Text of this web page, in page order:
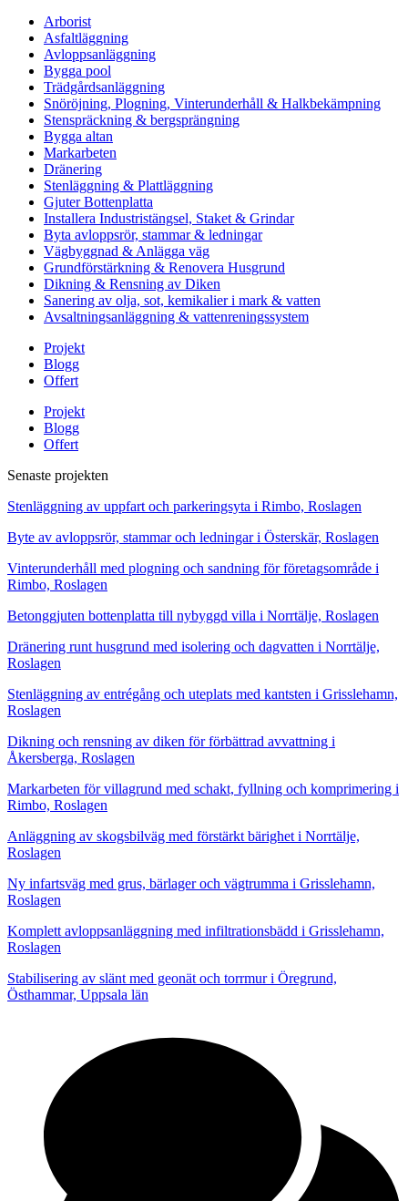
Arborist
Asfaltläggning
Avloppsanläggning
Bygga pool
Trädgårdsanläggning
Snöröjning, Plogning, Vinterunderhåll & Halkbekämpning
Stenspräckning & bergsprängning
Bygga altan
Markarbeten
Dränering
Stenläggning & Plattläggning
Gjuter Bottenplatta
Installera Industristängsel, Staket & Grindar
Byta avloppsrör, stammar & ledningar
Vägbyggnad & Anlägga väg
Grundförstärkning & Renovera Husgrund
Dikning & Rensning av Diken
Sanering av olja, sot, kemikalier i mark & vatten
Avsaltningsanläggning & vattenreningssystem
Projekt
Blogg
Offert
Projekt
Blogg
Offert
Senaste projekten
Stenläggning av uppfart och parkeringsyta i Rimbo, Roslagen
Byte av avloppsrör, stammar och ledningar i Österskär, Roslagen
Vinterunderhåll med plogning och sandning för företagsområde i
Rimbo, Roslagen
Betonggjuten bottenplatta till nybyggd villa i Norrtälje, Roslagen
Dränering runt husgrund med isolering och dagvatten i Norrtälje,
Roslagen
Stenläggning av entrégång och uteplats med kantsten i Grisslehamn,
Roslagen
Dikning och rensning av diken för förbättrad avvattning i
Åkersberga, Roslagen
Markarbeten för villagrund med schakt, fyllning och komprimering i
Rimbo, Roslagen
Anläggning av skogsbilväg med förstärkt bärighet i Norrtälje,
Roslagen
Ny infartsväg med grus, bärlager och vägtrumma i Grisslehamn,
Roslagen
Komplett avloppsanläggning med infiltrationsbädd i Grisslehamn,
Roslagen
Stabilisering av slänt med geonät och torrmur i Öregrund,
Östhammar, Uppsala län